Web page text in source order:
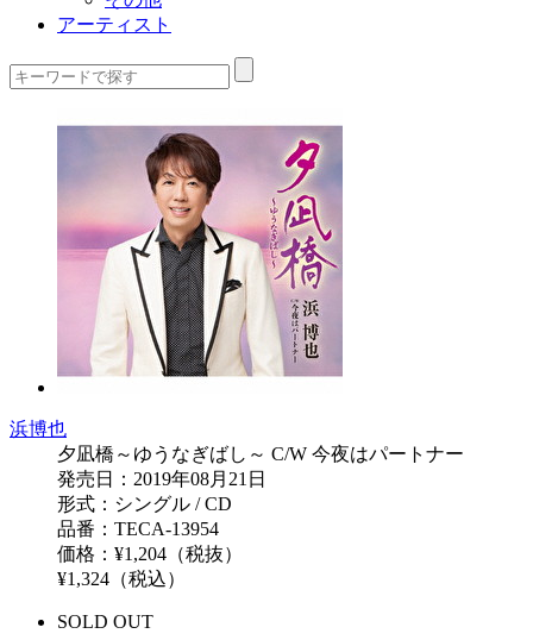
アーティスト
浜博也
夕凪橋～ゆうなぎばし～ C/W 今夜はパートナー
発売日：2019年08月21日
形式：シングル / CD
品番：TECA-13954
価格：¥1,204（税抜）
¥1,324（税込）
SOLD OUT